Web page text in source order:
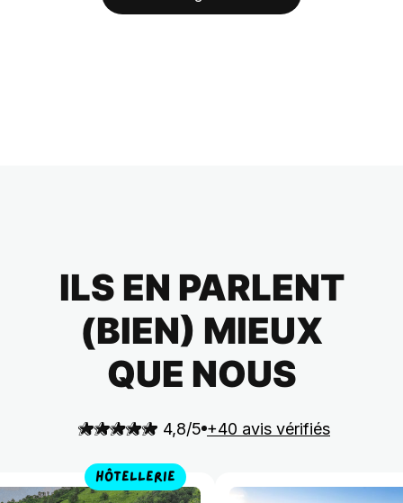
ILS EN PARLENT
(BIEN) MIEUX
QUE NOUS
4,8/5 +40 avis vérifiés
HÔTELLERIE